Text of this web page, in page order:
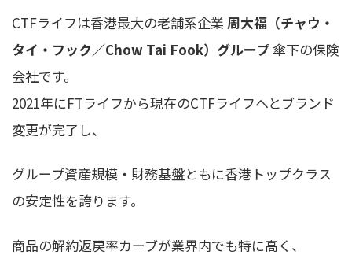
CTFライフは香港最大の老舗系企業 周大福（チャウ・
タイ・フック／Chow Tai Fook）グループ傘下の保険
会社です。
2021年にFTライフから現在のCTFライフへとブランド
変更が完了し、
グループ資産規模・財務基盤ともに香港トップクラス
の安定性を誇ります。
商品の解約返戻率カーブが業界内でも特に高く、